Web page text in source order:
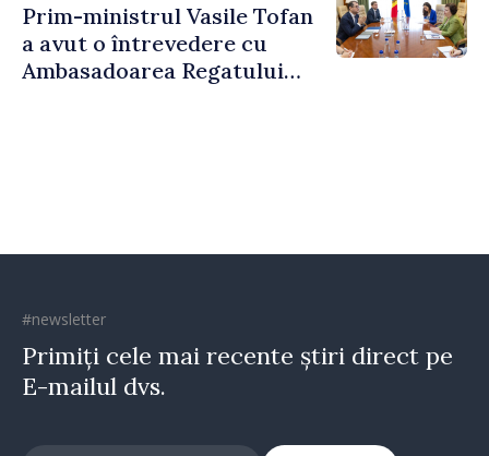
Prim-ministrul Vasile Tofan
a avut o întrevedere cu
Ambasadoarea Regatului
#newsletter
Primiți cele mai recente știri direct pe
E-mailul dvs.